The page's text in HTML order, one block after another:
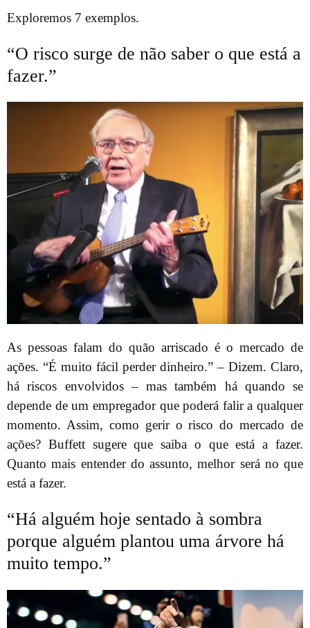
Exploremos 7 exemplos.
“O risco surge de não saber o que está a
fazer.”
As pessoas falam do quão arriscado é o mercado de
ações. “É muito fácil perder dinheiro.” – Dizem. Claro,
há riscos envolvidos – mas também há quando se
depende de um empregador que poderá falir a qualquer
momento. Assim, como gerir o risco do mercado de
ações? Buffett sugere que saiba o que está a fazer.
Quanto mais entender do assunto, melhor será no que
está a fazer.
“Há alguém hoje sentado à sombra
porque alguém plantou uma árvore há
muito tempo.”